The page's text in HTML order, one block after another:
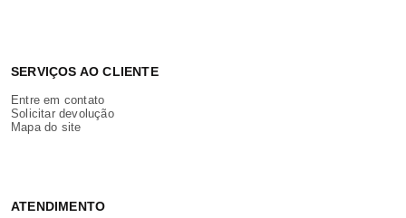
SERVIÇOS AO CLIENTE
Entre em contato
Solicitar devolução
Mapa do site
ATENDIMENTO